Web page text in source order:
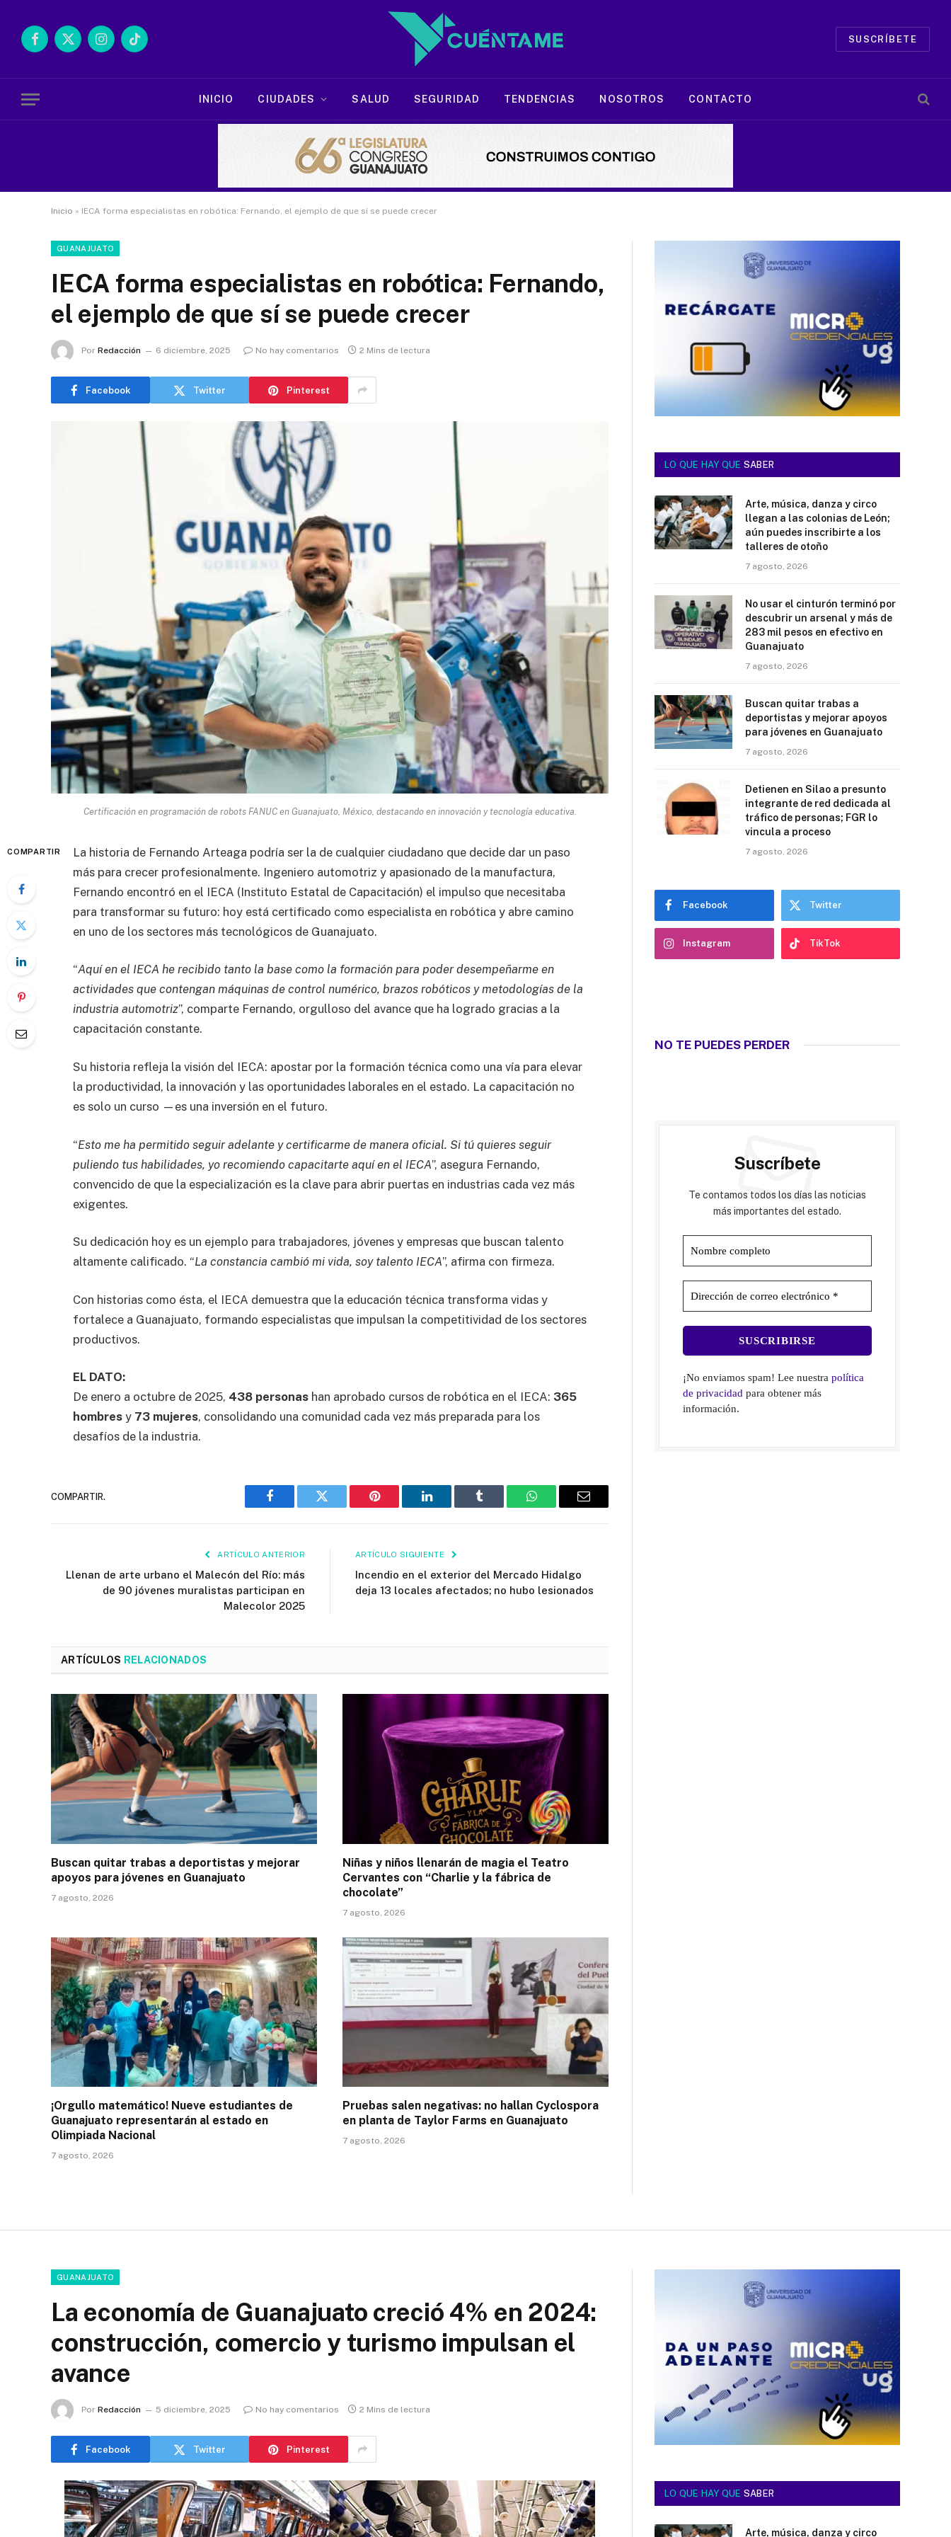
Facebook
X
InstagramTikTok
SUSCRÍBETE
INICIO CIUDADES SALUD SEGURIDAD TENDENCIAS NOSOTROS CONTACTO
Inicio » IECA forma especialistas en robótica: Fernando, el ejemplo de que sí se puede crecer
GUANAJUATO
IECA forma especialistas en robótica: Fernando,
el ejemplo de que sí se puede crecer
Por Redacción 6 diciembre, 2025 No hay comentarios 2 Mins de lectura
Facebook Twitter Pinterest
Certificación en programación de robots FANUC en Guanajuato, México, destacando en innovación y tecnología educativa.
COMPARTIR
La historia de Fernando Arteaga podría ser la de cualquier ciudadano que decide dar un paso
más para crecer profesionalmente. Ingeniero automotriz y apasionado de la manufactura,
Fernando encontró en el IECA (Instituto Estatal de Capacitación) el impulso que necesitaba
para transformar su futuro: hoy está certificado como especialista en robótica y abre camino
en uno de los sectores más tecnológicos de Guanajuato.
“Aquí en el IECA he recibido tanto la base como la formación para poder desempeñarme en
actividades que contengan máquinas de control numérico, brazos robóticos y metodologías de la
industria automotriz”, comparte Fernando, orgulloso del avance que ha logrado gracias a la
capacitación constante.
Su historia refleja la visión del IECA: apostar por la formación técnica como una vía para elevar
la productividad, la innovación y las oportunidades laborales en el estado. La capacitación no
es solo un curso —es una inversión en el futuro.
“Esto me ha permitido seguir adelante y certificarme de manera oficial. Si tú quieres seguir
puliendo tus habilidades, yo recomiendo capacitarte aquí en el IECA”, asegura Fernando,
convencido de que la especialización es la clave para abrir puertas en industrias cada vez más
exigentes.
Su dedicación hoy es un ejemplo para trabajadores, jóvenes y empresas que buscan talento
altamente calificado. “La constancia cambió mi vida, soy talento IECA”, afirma con firmeza.
Con historias como ésta, el IECA demuestra que la educación técnica transforma vidas y
fortalece a Guanajuato, formando especialistas que impulsan la competitividad de los sectores
productivos.
EL DATO:
De enero a octubre de 2025, 438 personas han aprobado cursos de robótica en el IECA: 365
hombres y 73 mujeres, consolidando una comunidad cada vez más preparada para los
desafíos de la industria.
COMPARTIR.
Facebook Twitter Pinterest LinkedIn Tumblr WhatsAppEmail
ARTÍCULO ANTERIOR
Llenan de arte urbano el Malecón del Río: más
de 90 jóvenes muralistas participan en
Malecolor 2025
ARTÍCULO SIGUIENTE
Incendio en el exterior del Mercado Hidalgo
deja 13 locales afectados; no hubo lesionados
ARTÍCULOS RELACIONADOS
Buscan quitar trabas a deportistas y mejorar
apoyos para jóvenes en Guanajuato
7 agosto, 2026
Niñas y niños llenarán de magia el Teatro
Cervantes con “Charlie y la fábrica de
chocolate”
7 agosto, 2026
¡Orgullo matemático! Nueve estudiantes de
Guanajuato representarán al estado en
Olimpiada Nacional
7 agosto, 2026
Pruebas salen negativas: no hallan Cyclospora
en planta de Taylor Farms en Guanajuato
7 agosto, 2026
LO QUE HAY QUE SABER
Arte, música, danza y circo
llegan a las colonias de León;
aún puedes inscribirte a los
talleres de otoño
7 agosto, 2026
No usar el cinturón terminó por
descubrir un arsenal y más de
283 mil pesos en efectivo en
Guanajuato
7 agosto, 2026
Buscan quitar trabas a
deportistas y mejorar apoyos
para jóvenes en Guanajuato
7 agosto, 2026
Detienen en Silao a presunto
integrante de red dedicada al
tráfico de personas; FGR lo
vincula a proceso
7 agosto, 2026
Facebook Twitter
Instagram TikTok
NO TE PUEDES PERDER
Suscríbete
Te contamos todos los días las noticias
más importantes del estado.
¡No enviamos spam! Lee nuestrapolítica
de privacidad para obtener más
información.
GUANAJUATO
La economía de Guanajuato creció 4% en 2024:
construcción, comercio y turismo impulsan el
avance
Por Redacción 5 diciembre, 2025 No hay comentarios 2 Mins de lectura
Facebook Twitter Pinterest
LO QUE HAY QUE SABER
Arte, música, danza y circo